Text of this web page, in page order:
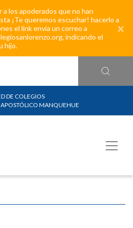
a los apoderados que no han
¡Te queremos escuchar! hacerlo a
el link envía un correo a
indicando el
hijo.
×
DE COLEGIOS
MANQUEHUE